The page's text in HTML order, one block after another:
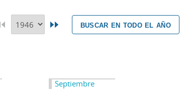
buscar en todo el año
Septiembre